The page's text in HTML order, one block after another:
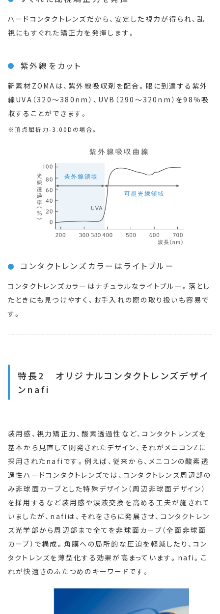
ハードコンタクトレンズだから、安定した視力が得られ、乱
視にもすぐれた矯正力を発揮します。
紫外線をカット
新素材ZOMAは、紫外線吸収剤を配合。眼に到達する紫外
線UVA（320～380nm）、UVB（290～320nm）を98％吸
収することができます。
頂点屈折力-3.00Dの場合。
コンタクトレンズカラーはライトブルー
コンタクトレンズカラーはナチュラルなライトブルー。落とし
たときにも見つけやすく、お手入れの際の取り扱いも容易で
す。
特長2 オリジナルコンタクトレンズデザイ
ンnafi
装用感、視力矯正力、酸素透過性など、コンタクトレンズを
基本から見直して開発されたデザイン、それがメニコンZに
採用されたnafiです。例えば、従来から、メニコンの酸素透
過性ハードコンタクトレンズでは、コンタクトレンズ周辺部の
み非球面カーブとした特殊デザイン（周辺非球面デザイン）
を採用するなど装用感や涙液交換を高める工夫が施されて
いましたが、nafiは、それをさらに発展させ、コンタクトレン
ズ光学部から周辺部まで全てを非球面カーブ（全面非球面
カーブ）で構成。角膜への局所的な圧迫を軽減したり、コン
タクトレンズを薄型化する効果が高まっています。nafi。こ
れが快適さのふたつめのキーワードです。